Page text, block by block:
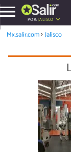
POR:JALISCO
Mx.salir.com Jalisco